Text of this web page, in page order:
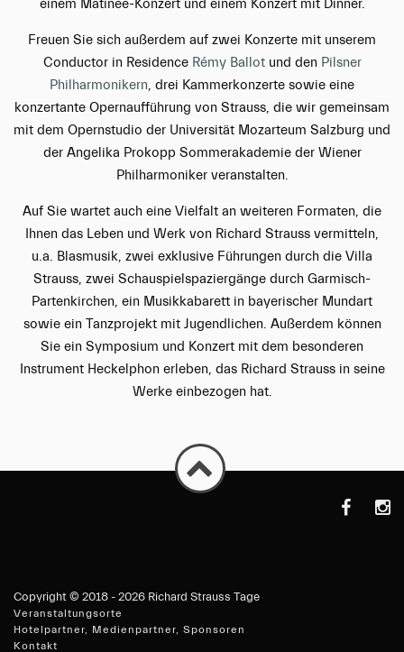
einem Matinée-Konzert und einem Konzert mit Dinner.
Freuen Sie sich außerdem auf zwei Konzerte mit unserem
Conductor in Residence Rémy Ballotund den Pilsner
Philharmonikern, drei Kammerkonzerte sowie eine
konzertante Opernaufführung von Strauss, die wir gemeinsam
mit dem Opernstudio der Universität Mozarteum Salzburg und
der Angelika Prokopp Sommerakademie der Wiener
Philharmoniker veranstalten.
Auf Sie wartet auch eine Vielfalt an weiteren Formaten, die
Ihnen das Leben und Werk von Richard Strauss vermitteln,
u.a. Blasmusik, zwei exklusive Führungen durch die Villa
Strauss, zwei Schauspielspaziergänge durch Garmisch-
Partenkirchen, ein Musikkabarett in bayerischer Mundart
sowie ein Tanzprojekt mit Jugendlichen. Außerdem können
Sie ein Symposium und Konzert mit dem besonderen
Instrument Heckelphon erleben, das Richard Strauss in seine
Werke einbezogen hat.
Copyright © 2018 - 2026 Richard Strauss Tage
Veranstaltungsorte
Hotelpartner, Medienpartner, Sponsoren
Kontakt